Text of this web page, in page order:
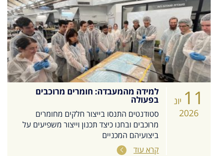
11 יונ
2026
למידה מהמעבדה: חומרים מרוכבים
בפעולה
סטודנטים התנסו בייצור חלקים מחומרים
מרוכבים ובחנו כיצד תכנון וייצור משפיעים על
ביצועיהם המכניים
קרא עוד